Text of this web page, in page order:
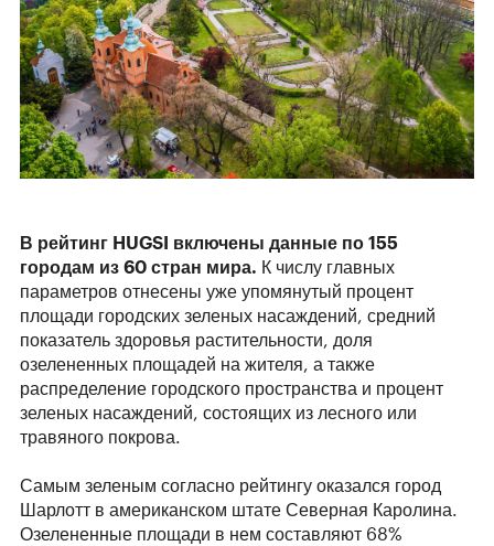
В рейтинг HUGSI включены данные по 155
городам из 60 стран мира. К числу главных
параметров отнесены уже упомянутый процент
площади городских зеленых насаждений, средний
показатель здоровья растительности, доля
озелененных площадей на жителя, а также
распределение городского пространства и процент
зеленых насаждений, состоящих из лесного или
травяного покрова.
Самым зеленым согласно рейтингу оказался город
Шарлотт в американском штате Северная Каролина.
Озелененные площади в нем составляют 68%